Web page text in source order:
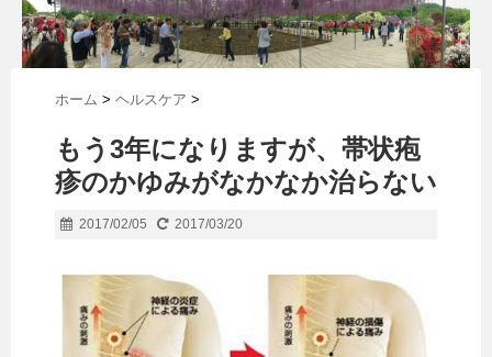
ホーム > ヘルスケア >
もう3年になりますが、帯状疱
疹のかゆみがなかなか治らない
2017/02/05 2017/03/20